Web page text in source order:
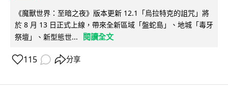
《魔獸世界：至暗之夜》版本更新 12.1「烏拉特克的詛咒」將
於 8 月 13 日正式上線，帶來全新區域「盤蛇島」、地城「毒牙
祭壇」、新型態世...
閱讀全文
115 分享